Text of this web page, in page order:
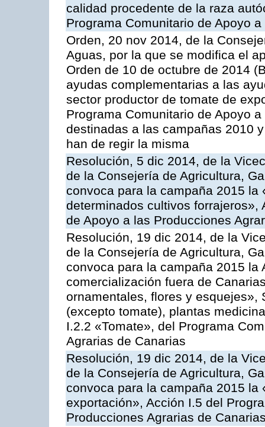
calidad procedente de la raza
Programa Comunitario de Apoyo
Orden, 20 nov 2014, de la
Aguas, por la que se modifica el
Orden de 10 de octubre de 2014
ayudas complementarias a las
sector productor de tomate de
Programa Comunitario de Apoyo
destinadas a las campañas 2010
han de regir la misma
Resolución, 5 dic 2014, de la
de la Consejería de Agricultura,
convoca para la campaña 2015 la
determinados cultivos forrajeros»,
de Apoyo a las Producciones
Resolución, 19 dic 2014, de la
de la Consejería de Agricultura,
convoca para la campaña 2015 la
comercialización fuera de
ornamentales, flores y esquejes»,
(excepto tomate), plantas
I.2.2 «Tomate», del Programa
Agrarias de Canarias
Resolución, 19 dic 2014, de la
de la Consejería de Agricultura,
convoca para la campaña 2015
exportación», Acción I.5 del
Producciones Agrarias de